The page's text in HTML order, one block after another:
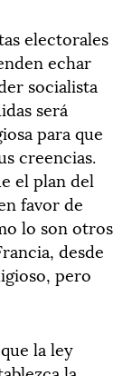
electorales
echar
socialista
será
para que
creencias.
el plan del
favor de
lo son otros
desde
pero
la ley